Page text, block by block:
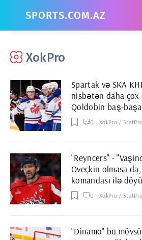
SPORTS.COM.AZ
XokPro
Spartak və SKA
nisbətən daha
Qoldobin baş-
ayrılacaqlar
0 XokPro / StatPro
"Reyncers" -
Oveçkin olmasa
komandası ilə
0 XokPro /
"Dinamo" bu